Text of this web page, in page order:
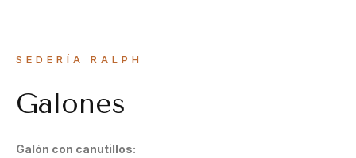
SEDERÍA RALPH
Galones
Galón con canutillos: